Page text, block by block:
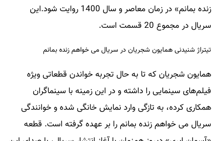
زنده بمانم» در زمان معاصر و سال 1400 روایت شود.این
سریال در مجموع 20 قسمت است.
تیتراژ شنیدنی همایون شجریان در سریال می خواهم زنده بمانم
همایون شجریان که تا به حال تجربه خواندن قطعاتی ویژه
فیلم‌های سینمایی را داشته و در این زمینه با سینماگران
همکاری کرده، به تازگی وارد نمایش خانگی شده و خوانندگی
سریال می‌ خواهم زنده بمانم را بر عهده گرفته است. قطعه